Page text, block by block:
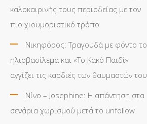
καλοκαιρινής τους περιοδείας με τον
πιο χιουμοριστικό τρόπο
Νικηφόρος: Τραγουδά με φόντο το
ηλιοβασίλεμα και «Το Κακό Παιδί»
αγγίζει τις καρδιές των θαυμαστών του
Νίνο – Josephine: Η απάντηση στα
σενάρια χωρισμού μετά το unfollow